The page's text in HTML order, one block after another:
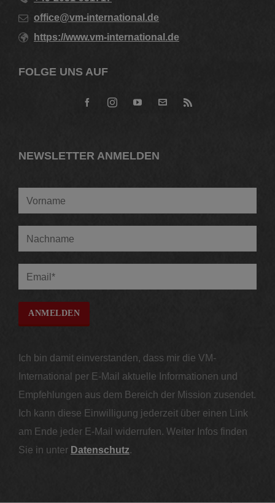
office@vm-international.de
https://www.vm-international.de
FOLGE UNS AUF
NEWSLETTER ANMELDEN
Ich bin damit einverstanden, dass mir die VM-
International per E-Mail aktuelle Informationen und
Empfehlungen aus dem Bereich der Mission zusendet.
Ich kann diese Einwilligung jederzeit über einen Link
am Ende jeder E-Mail widerrufen. Weiter Infos finden
Sie in unter Datenschutz.